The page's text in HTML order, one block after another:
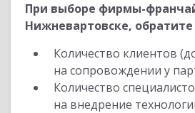
При выборе фирмы-
Нижневартовске,
Количество клиентов
на сопровождении у
Количество
на внедрение